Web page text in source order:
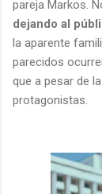
pareja Markos.
dejando al
la aparente
parecidos
que a pesar de
protagonistas.